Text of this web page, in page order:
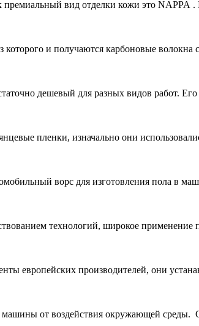
вид отделки кожи это NAPPA
и получаются карбоновые
дешевый для разных видов работ.
пленки, изначально они
ворс для изготовления пола в
технологий, широкое
европейских производителей, они
от воздействия окружающей